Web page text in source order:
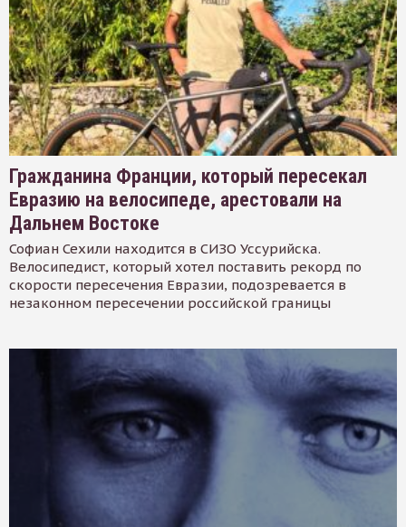
Гражданина Франции, который пересекал
Евразию на велосипеде, арестовали на
Дальнем Востоке
Софиан Сехили находится в СИЗО Уссурийска.
Велосипедист, который хотел поставить рекорд по
скорости пересечения Евразии, подозревается в
незаконном пересечении российской границы